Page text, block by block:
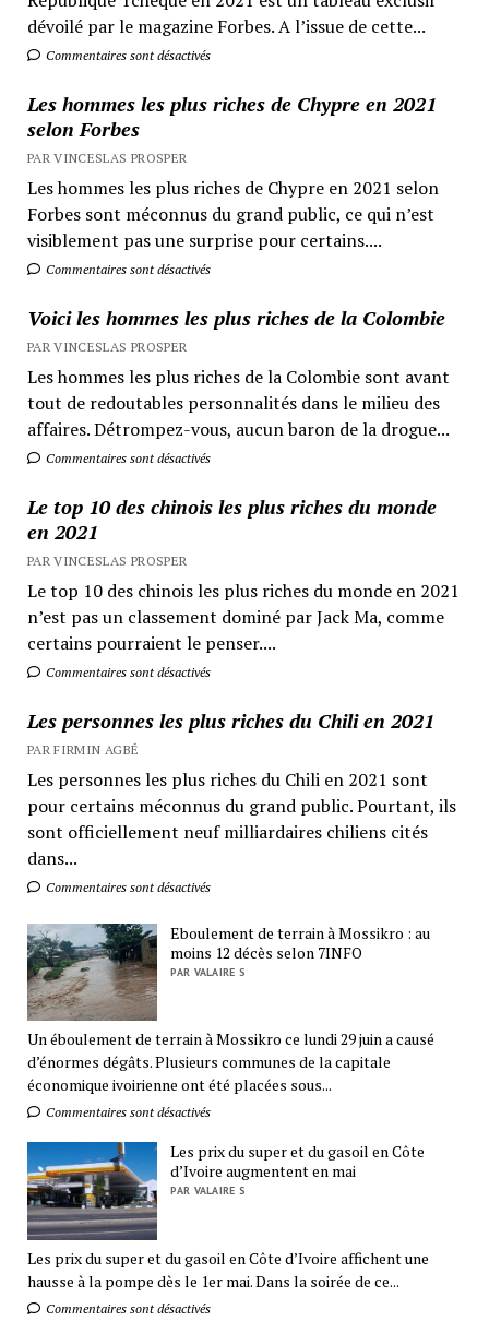
dévoilé par le magazine Forbes. A l’issue de cette...
Commentaires sont désactivés
Les hommes les plus riches de Chypre en 2021
selon Forbes
PAR VINCESLAS PROSPER
Les hommes les plus riches de Chypre en 2021 selon
Forbes sont méconnus du grand public, ce qui n’est
visiblement pas une surprise pour certains....
Commentaires sont désactivés
Voici les hommes les plus riches de la Colombie
PAR VINCESLAS PROSPER
Les hommes les plus riches de la Colombie sont avant
tout de redoutables personnalités dans le milieu des
affaires. Détrompez-vous, aucun baron de la drogue...
Commentaires sont désactivés
Le top 10 des chinois les plus riches du monde
en 2021
PAR VINCESLAS PROSPER
Le top 10 des chinois les plus riches du monde en 2021
n’est pas un classement dominé par Jack Ma, comme
certains pourraient le penser....
Commentaires sont désactivés
Les personnes les plus riches du Chili en 2021
PAR FIRMIN AGBÉ
Les personnes les plus riches du Chili en 2021 sont
pour certains méconnus du grand public. Pourtant, ils
sont officiellement neuf milliardaires chiliens cités
dans...
Commentaires sont désactivés
Eboulement de terrain à Mossikro : au
moins 12 décès selon 7INFO
PAR VALAIRE S
Un éboulement de terrain à Mossikro ce lundi 29 juin a causé
d’énormes dégâts. Plusieurs communes de la capitale
économique ivoirienne ont été placées sous...
Commentaires sont désactivés
Les prix du super et du gasoil en Côte
d’Ivoire augmentent en mai
PAR VALAIRE S
Les prix du super et du gasoil en Côte d’Ivoire affichent une
hausse à la pompe dès le 1er mai. Dans la soirée de ce...
Commentaires sont désactivés